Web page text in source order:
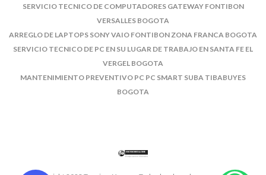
SERVICIO TECNICO DE COMPUTADORES GATEWAY FONTIBON
VERSALLES BOGOTA
ARREGLO DE LAPTOPS SONY VAIO FONTIBON ZONA FRANCA BOGOTA
SERVICIO TECNICO DE PC EN SU LUGAR DE TRABAJO EN SANTA FE EL
VERGEL BOGOTA
MANTENIMIENTO PREVENTIVO PC PC SMART SUBA TIBABUYES
BOGOTA